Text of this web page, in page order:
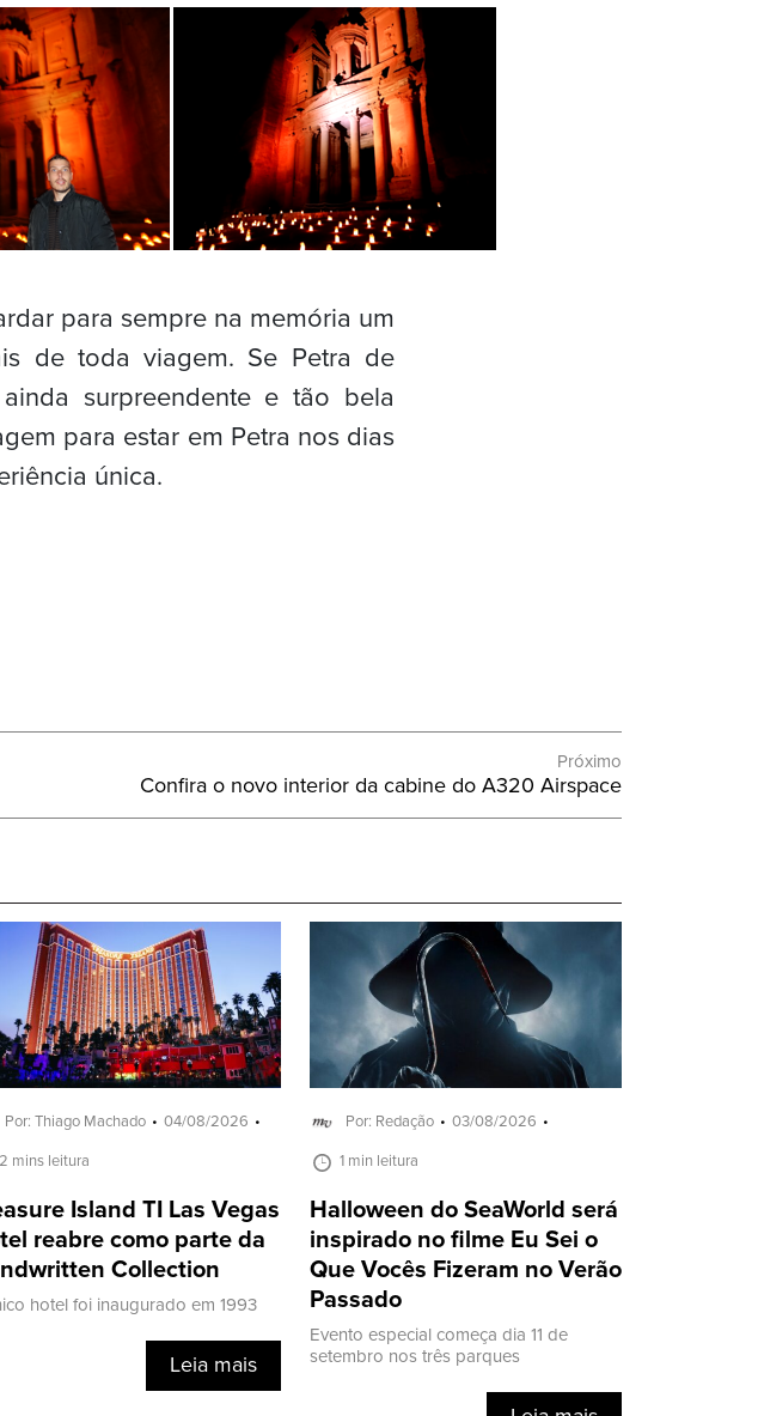
para sempre na memória um
de toda viagem. Se Petra de
surpreendente e tão bela
para estar em Petra nos dias
única.
Próximo
Próximo
Post:
Confira o novo interior da cabine do A320 Airspace
Por: Thiago Machado 04/08/2026
2 mins leitura
Island TI Las Vegas
reabre como parte da
Collection
hotel foi inaugurado em 1993
Leia mais
Por: Redação 03/08/2026
1 min leitura
Halloween do SeaWorld será
inspirado no filme Eu Sei o
Que Vocês Fizeram no Verão
Passado
Evento especial começa dia 11 de
setembro nos três parques